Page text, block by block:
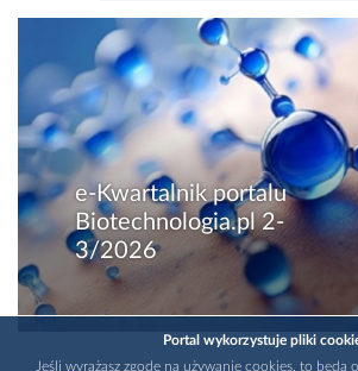
e-Kwartalnik portalu
Biotechnologia.pl 2-
3/2026
Portal wykorzystuje pliki
Jeśli wyrażasz zgodę na używanie cookies, to będą